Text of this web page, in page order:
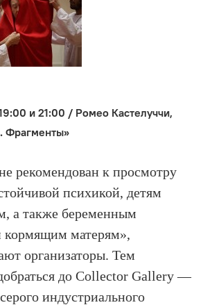
и 21:00 / Ромео Кастелуччи,
Фрагменты»
рекомендован к просмотру
психикой, детям
а также беременным
матерям»,
организаторы. Тем
до Сollector Gallery —
индустриального